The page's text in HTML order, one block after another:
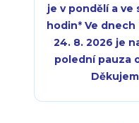
je v pondělí a ve
hodin* Ve dnech
24. 8. 2026 je
polední pauza